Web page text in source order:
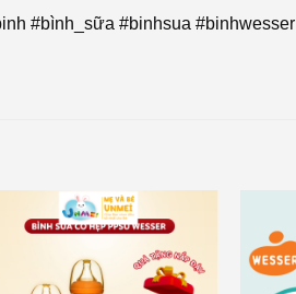
#bình_sữa #binhsua